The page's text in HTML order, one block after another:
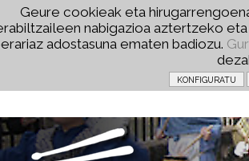
Geure cookieak eta
nabigazioa aztertzeko
adostasuna ematen badiozu.